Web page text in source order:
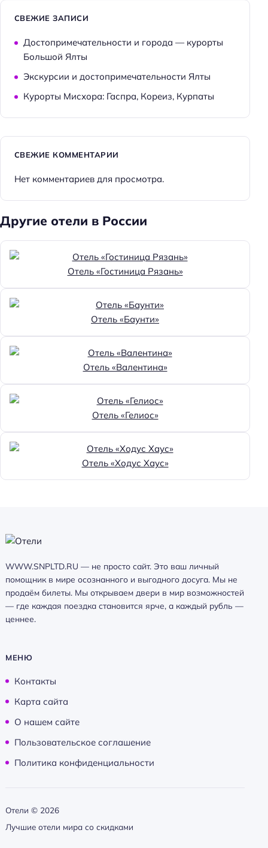
СВЕЖИЕ ЗАПИСИ
Достопримечательности и города — курорты
Большой Ялты
Экскурсии и достопримечательности Ялты
Курорты Мисхора: Гаспра, Кореиз, Курпаты
СВЕЖИЕ КОММЕНТАРИИ
Нет комментариев для просмотра.
Другие отели в России
Отель «Гостиница Рязань»
Отель «Баунти»
Отель «Валентина»
Отель «Гелиос»
Отель «Ходус Хаус»
WWW.SNPLTD.RU — не просто сайт. Это ваш личный
помощник в мире осознанного и выгодного досуга. Мы не
продаём билеты. Мы открываем двери в мир возможностей
— где каждая поездка становится ярче, а каждый рубль —
ценнее.
МЕНЮ
Контакты
Карта сайта
О нашем сайте
Пользовательское соглашение
Политика конфиденциальности
Отели © 2026
Лучшие отели мира со скидками